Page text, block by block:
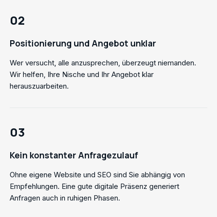
02
Positionierung und Angebot unklar
Wer versucht, alle anzusprechen, überzeugt niemanden.
Wir helfen, Ihre Nische und Ihr Angebot klar
herauszuarbeiten.
03
Kein konstanter Anfragezulauf
Ohne eigene Website und SEO sind Sie abhängig von
Empfehlungen. Eine gute digitale Präsenz generiert
Anfragen auch in ruhigen Phasen.